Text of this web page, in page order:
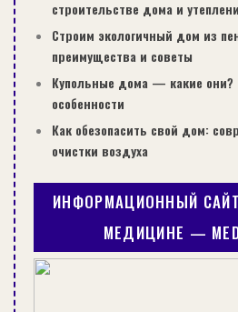
строительстве дома и
Строим экологичный дом из
преимущества и советы
Купольные дома — какие они?
особенности
Как обезопасить свой дом:
очистки воздуха
ИНФОРМАЦИОННЫЙ
МЕДИЦИНЕ —